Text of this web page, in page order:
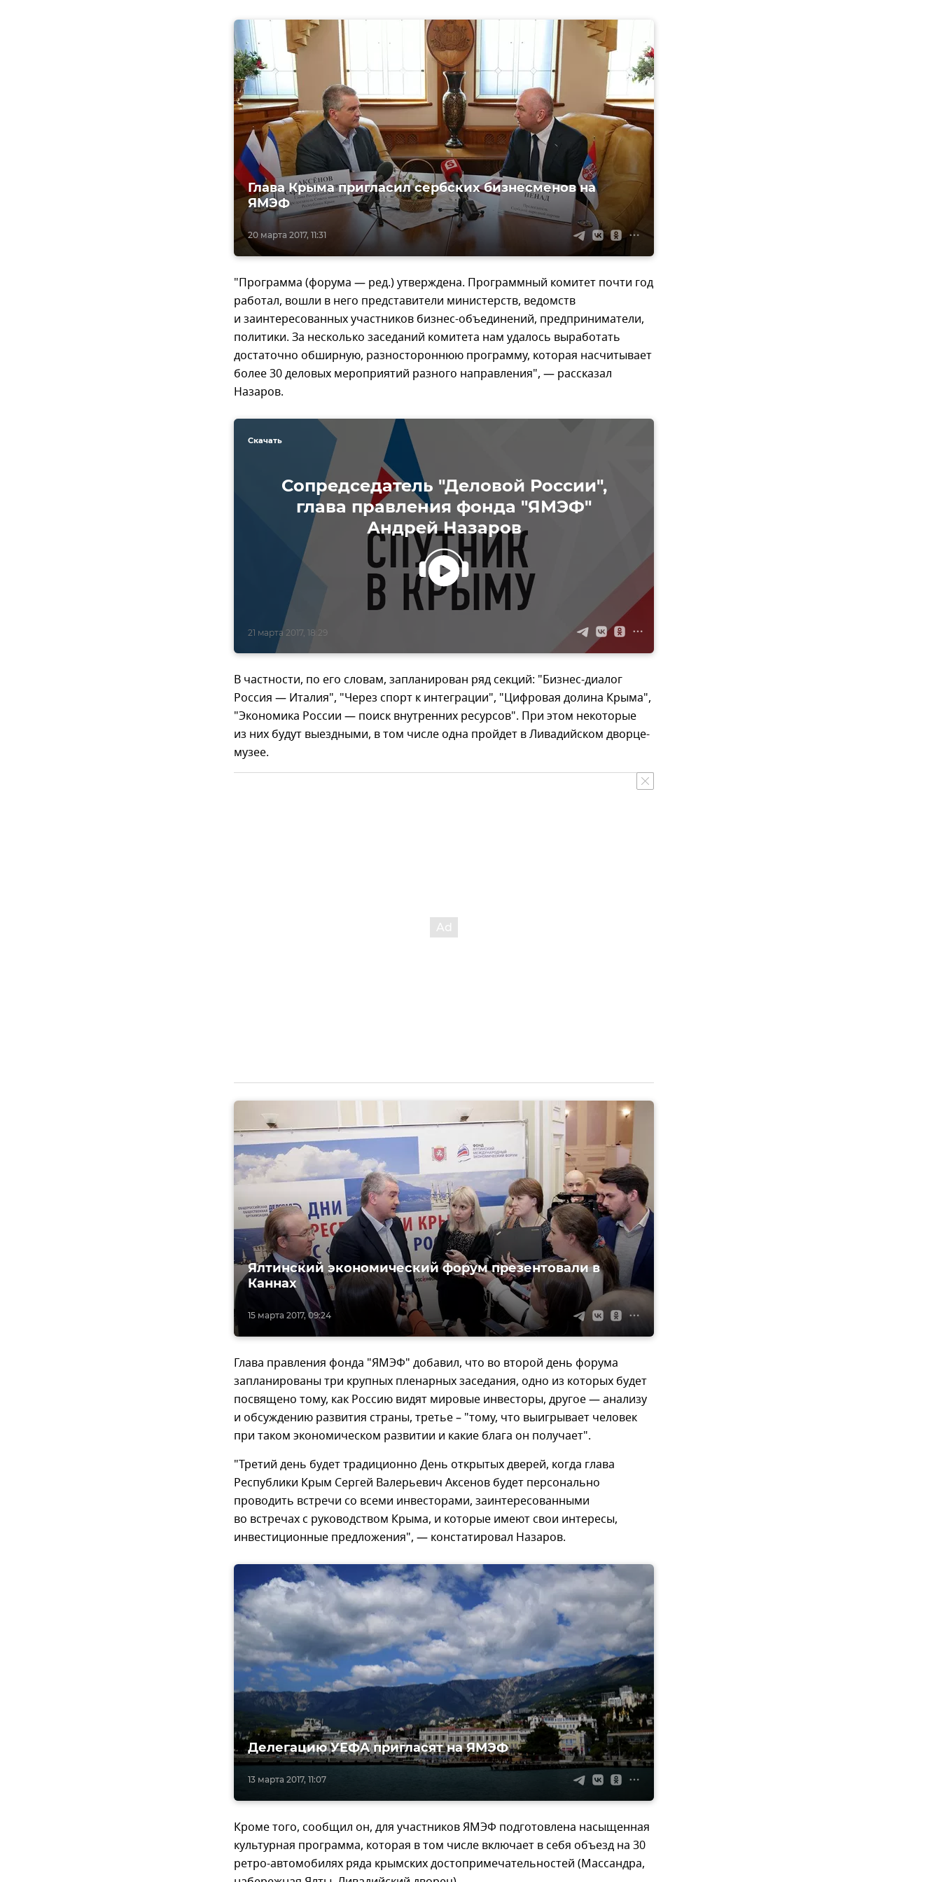
20 марта 2017, 11:31
Глава Крыма пригласил сербских бизнесменов на
ЯМЭФ
"Программа (форума — ред.) утверждена. Программный комитет почти год
работал, вошли в него представители министерств, ведомств
и заинтересованных участников бизнес-объединений, предприниматели,
политики. За несколько заседаний комитета нам удалось выработать
достаточно обширную, разностороннюю программу, которая насчитывает
более 30 деловых мероприятий разного направления", — рассказал
Назаров.
Сопредседатель "Деловой России",
глава правления фонда "ЯМЭФ"
Андрей Назаров
21 марта 2017, 18:29
Скачать
В частности, по его словам, запланирован ряд секций: "Бизнес-диалог
Россия — Италия", "Через спорт к интеграции", "Цифровая долина Крыма",
"Экономика России — поиск внутренних ресурсов". При этом некоторые
из них будут выездными, в том числе одна пройдет в Ливадийском дворце-
музее.
15 марта 2017, 09:24
Ялтинский экономический форум презентовали в
Каннах
Глава правления фонда "ЯМЭФ" добавил, что во второй день форума
запланированы три крупных пленарных заседания, одно из которых будет
посвящено тому, как Россию видят мировые инвесторы, другое — анализу
и обсуждению развития страны, третье – "тому, что выигрывает человек
при таком экономическом развитии и какие блага он получает".
"Третий день будет традиционно День открытых дверей, когда глава
Республики Крым Сергей Валерьевич Аксенов будет персонально
проводить встречи со всеми инвесторами, заинтересованными
во встречах с руководством Крыма, и которые имеют свои интересы,
инвестиционные предложения", — констатировал Назаров.
13 марта 2017, 11:07
Делегацию УЕФА пригласят на ЯМЭФ
Кроме того, сообщил он, для участников ЯМЭФ подготовлена насыщенная
культурная программа, которая в том числе включает в себя объезд на 30
ретро-автомобилях ряда крымских достопримечательностей (Массандра,